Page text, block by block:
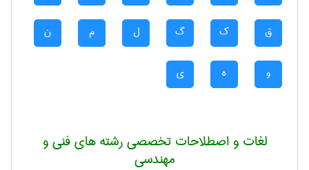
ق ک گ ل م ن
و ه ی
لغات و اصطلاحات تخصصی رشته های فنی و
مهندسی